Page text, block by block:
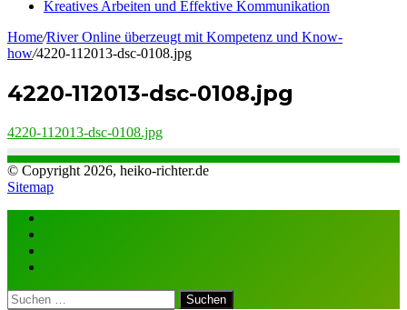
Kreatives Arbeiten und Effektive Kommunikation
Home/River Online überzeugt mit Kompetenz und Know-
how/4220-112013-dsc-0108.jpg
4220-112013-dsc-0108.jpg
4220-112013-dsc-0108.jpg
© Copyright 2026, heiko-richter.de
Sitemap
Close
Suchen